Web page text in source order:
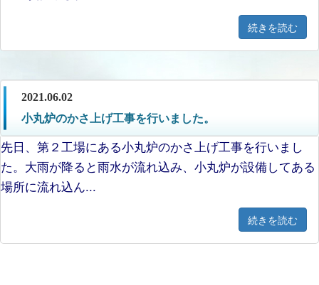
続きを読む
2021.06.02
小丸炉のかさ上げ工事を行いました。
先日、第２工場にある小丸炉のかさ上げ工事を行いまし
た。大雨が降ると雨水が流れ込み、小丸炉が設備してある
場所に流れ込ん...
続きを読む